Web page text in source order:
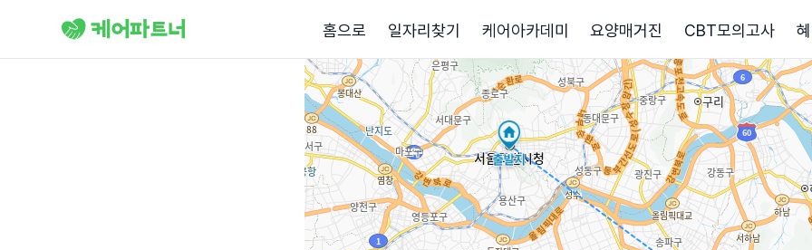
홈으로 일자리찾기 케어아카데미 요양매거진 CBT모의고사